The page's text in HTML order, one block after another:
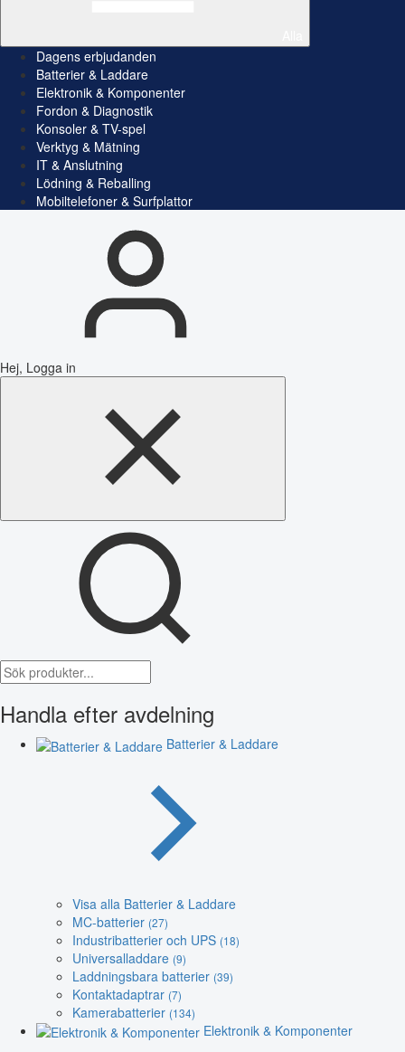
Dagens erbjudanden
Batterier & Laddare
Elektronik & Komponenter
Fordon & Diagnostik
Konsoler & TV-spel
Verktyg & Mätning
IT & Anslutning
Lödning & Reballing
Mobiltelefoner & Surfplattor
Hej, Logga in
Handla efter avdelning
Batterier & Laddare
Visa alla Batterier & Laddare
MC-batterier (27)
Industribatterier och UPS (18)
Universalladdare (9)
Laddningsbara batterier (39)
Kontaktadaptrar (7)
Kamerabatterier (134)
Elektronik & Komponenter